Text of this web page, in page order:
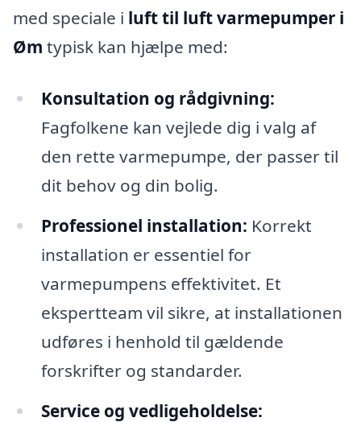
med speciale i luft til luft varmepumper i
Øm typisk kan hjælpe med:
Konsultation og rådgivning:
Fagfolkene kan vejlede dig i valg af
den rette varmepumpe, der passer til
dit behov og din bolig.
Professionel installation: Korrekt
installation er essentiel for
varmepumpens effektivitet. Et
ekspertteam vil sikre, at installationen
udføres i henhold til gældende
forskrifter og standarder.
Service og vedligeholdelse: